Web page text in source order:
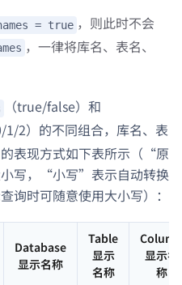
= true ，则此时不会
，一律将库名、表名、
（true/false）和
1/2）的不同组合，库名、表
的表现方式如下表所示（“原
写，“小写”表示自动转换
时可随意使用大小写）：
Database
显示名称
Table
显示
名称
Column
显示名
称